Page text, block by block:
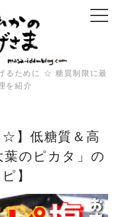
るために ☆ 糖質制限に最
を紹介
☆】低糖質＆高
のピカタ」の
】